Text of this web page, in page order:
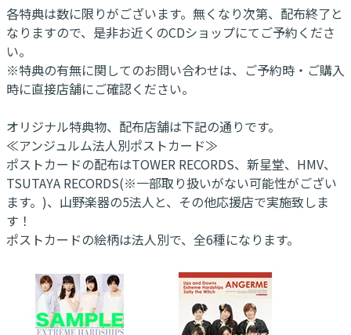
各特典は数に限りがございます。無くなり次第、配布終了と
なりますので、是非お近くのCDショップにてご予約くださ
い。
※特典の有無に関してのお問い合わせは、ご予約時・ご購入
時に直接店舗にご確認ください。
オリジナル特典物、配布店舗は下記の通りです。
≪アンジュルム法人別ポストカード≫
ポストカードの配布はTOWER RECORDS、新星堂、HMV、
TSUTAYA RECORDS(※一部取り扱いがない可能性がござい
ます。)、山野楽器の5法人と、その他応援店で実施致しま
す！
ポストカードの絵柄は法人別で、全6種になります。